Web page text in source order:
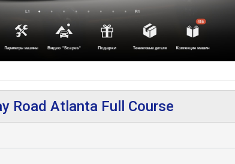
Road Atlanta Full Course